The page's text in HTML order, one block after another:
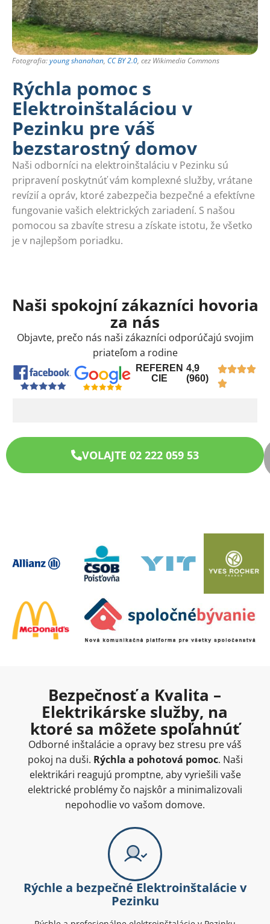
Fotografia:young shanahan, CC BY 2.0, cez Wikimedia Commons
Rýchla pomoc s
Elektroinštaláciou v
Pezinku pre váš
bezstarostný domov
Naši odborníci na elektroinštaláciu v Pezinku sú
pripravení poskytnúť vám komplexné služby, vrátane
revízií a opráv, ktoré zabezpečia bezpečné a efektívne
fungovanie vašich elektrických zariadení. S našou
pomocou sa zbavíte stresu a získate istotu, že všetko
je v najlepšom poriadku.
Naši spokojní zákazníci hovoria
za nás
Objavte, prečo nás naši zákazníci odporúčajú svojim
priateľom a rodine
REFEREN
CIE
4,9
(960)
VOLAJTE 02 222 059 53
Bezpečnosť a Kvalita –
Elektrikárske služby, na
ktoré sa môžete spoľahnúť
Odborné inštalácie a opravy bez stresu pre váš
pokoj na duši. Rýchla a pohotová pomoc. Naši
elektrikári reagujú promptne, aby vyriešili vaše
elektrické problémy čo najskôr a minimalizovali
nepohodlie vo vašom domove.
Rýchle a bezpečné Elektroinštalácie v
Pezinku